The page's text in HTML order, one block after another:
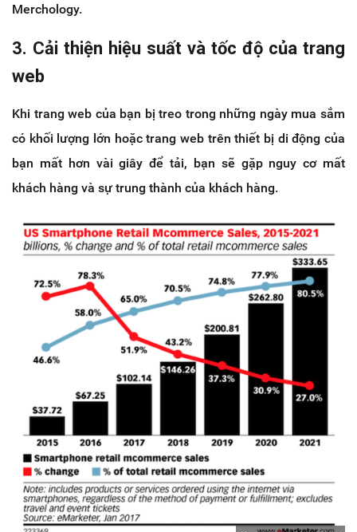
Merchology.
3. Cải thiện hiệu suất và tốc độ của trang
web
Khi trang web của bạn bị treo trong những ngày mua sắm
có khối lượng lớn hoặc trang web trên thiết bị di động của
bạn mất hơn vài giây để tải, bạn sẽ gặp nguy cơ mất
khách hàng và sự trung thành của khách hàng.